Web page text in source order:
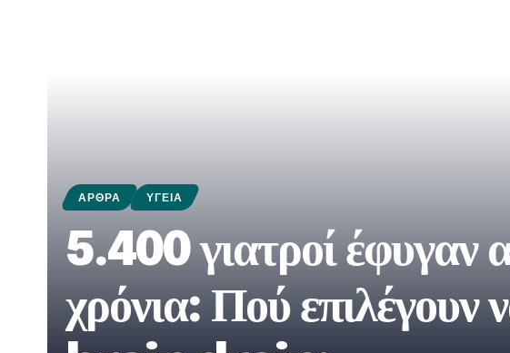
ΆΡΘΡΑ ΥΓΕΊΑ
5.400 γιατροί έφυγαν
χρόνια: Πού επιλέγουν